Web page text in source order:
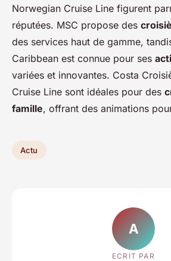
Norwegian Cruise Line figurent
réputées. MSC propose des
des services haut de gamme,
Caribbean est connue pour ses
variées et innovantes. Costa
Cruise Line sont idéales pour des
famille, offrant des animations
Actu
A
ECRIT PAR